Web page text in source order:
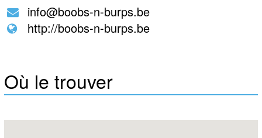
info@boobs-n-burps.be
http://boobs-n-burps.be
Où le trouver